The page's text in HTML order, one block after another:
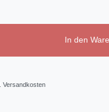
In den
Versandkosten